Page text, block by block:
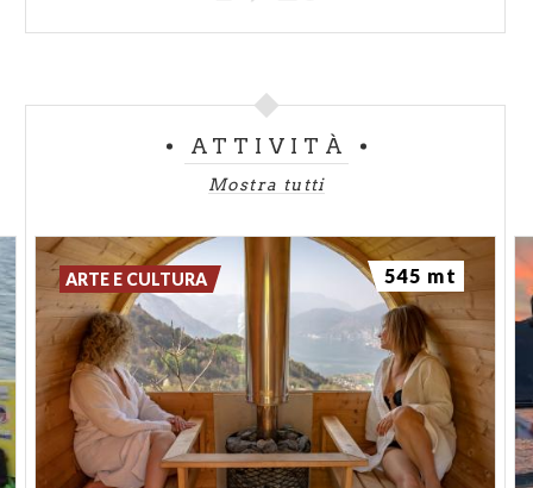
ATTIVITÀ
Mostra tutti
ARTE E CULTURA 545 mt